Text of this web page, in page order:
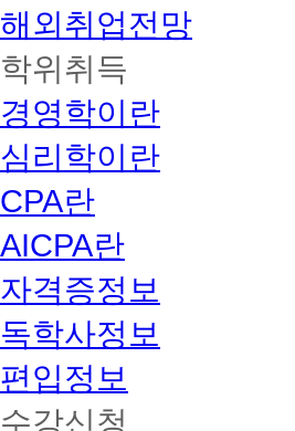
해외취업전망
학위취득
경영학이란
심리학이란
CPA란
AICPA란
자격증정보
독학사정보
편입정보
수강신청